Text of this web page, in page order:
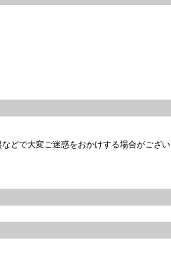
どで大変ご迷惑をおかけする場合がござい